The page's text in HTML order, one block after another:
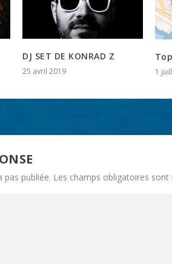
DJ SET DE KONRAD Z
25 avril 2019 1
pas publiée. Les champs obligatoires